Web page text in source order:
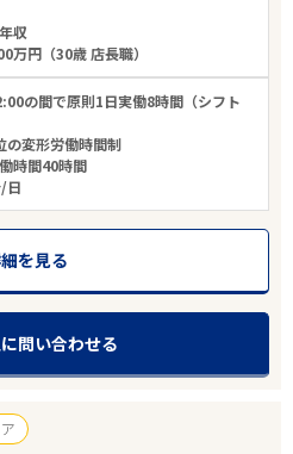
収
万円（30歳 店長職）
の間で原則1日実働8時間（シフト
の変形労働時間制
時間40時間
日
を見る
問い合わせる